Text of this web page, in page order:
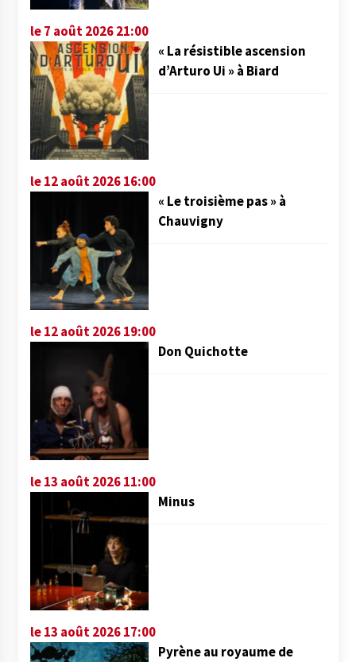
le 7 août 2026 21:00
« La résistible ascension
d’Arturo Ui » à Biard
le 12 août 2026 16:00
« Le troisième pas » à
Chauvigny
le 12 août 2026 19:00
Don Quichotte
le 13 août 2026 11:00
Minus
le 13 août 2026 17:00
Pyrène au royaume de